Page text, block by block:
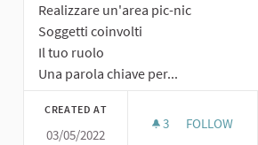
Realizzare un'area pic-nic
Soggetti coinvolti
Il tuo ruolo
Una parola chiave per...
CREATED AT
03/05/2022
3 3 FOLLOWERS
FOLLOW